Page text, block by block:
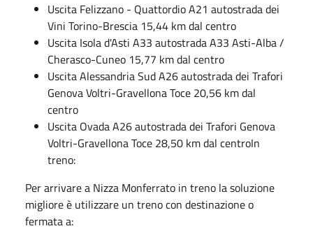
Uscita Felizzano - Quattordio A21 autostrada dei
Vini Torino-Brescia 15,44 km dal centro
Uscita Isola d'Asti A33 autostrada A33 Asti-Alba /
Cherasco-Cuneo 15,77 km dal centro
Uscita Alessandria Sud A26 autostrada dei Trafori
Genova Voltri-Gravellona Toce 20,56 km dal
centro
Uscita Ovada A26 autostrada dei Trafori Genova
Voltri-Gravellona Toce 28,50 km dal centroIn
treno:
Per arrivare a Nizza Monferrato in treno la soluzione
migliore è utilizzare un treno con destinazione o
fermata a: